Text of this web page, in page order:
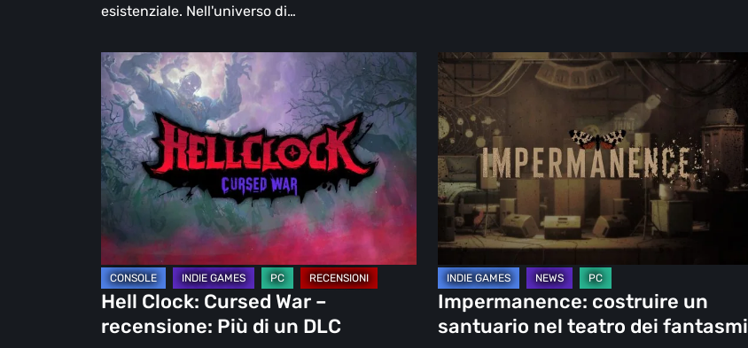
esistenziale. Nell'universo di…
Hell
Clock:
Cursed
War
–
recensione:
di
un
DLC
Hell Clock: Cursed War –
recensione: Più di un DLC
Impermanence:
costruire
un
santuario
nel
teatro
fantasmi
Impermanence: costruire un
santuario nel teatro dei fantasmi